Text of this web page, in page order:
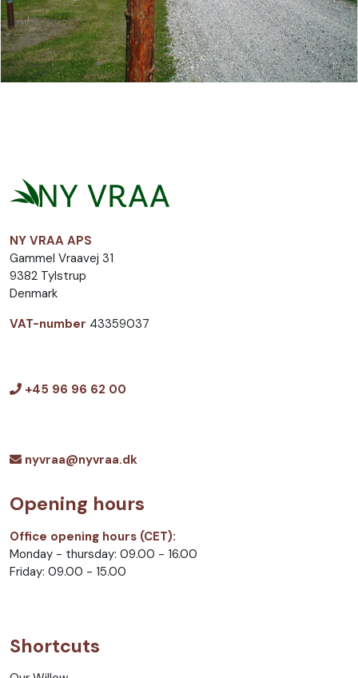
NY VRAA APS
Gammel Vraavej 31
9382 Tylstrup
Denmark
VAT-number 43359037
+45 96 96 62 00
nyvraa@nyvraa.dk
Opening hours
Office opening hours (CET):
Monday - thursday: 09.00 - 16.00
Friday: 09.00 - 15.00
Shortcuts